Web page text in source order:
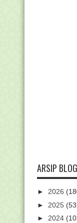
ARSIP
► 2026
► 2025
► 2024